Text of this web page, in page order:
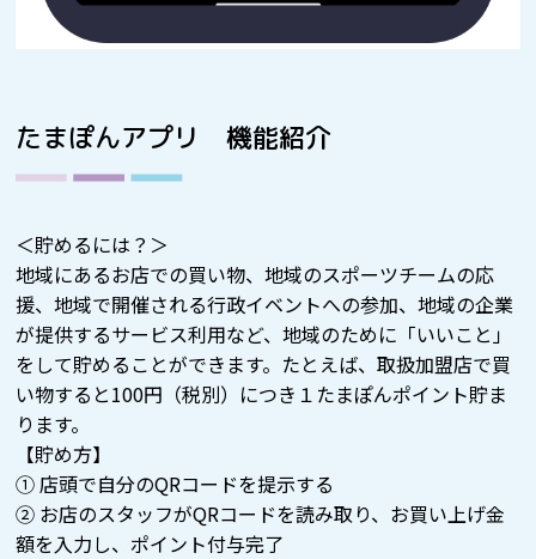
たまぽんアプリ 機能紹介
＜貯めるには？＞
地域にあるお店での買い物、地域のスポーツチームの応
援、地域で開催される行政イベントへの参加、地域の企業
が提供するサービス利用など、地域のために「いいこと」
をして貯めることができます。たとえば、取扱加盟店で買
い物すると100円（税別）につき１たまぽんポイント貯ま
ります。
【貯め方】
① 店頭で自分のQRコードを提示する
② お店のスタッフがQRコードを読み取り、お買い上げ金
額を入力し、ポイント付与完了